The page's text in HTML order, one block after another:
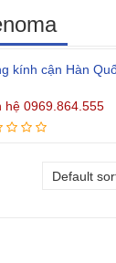
kính cận Hàn
hệ 0969.864.555